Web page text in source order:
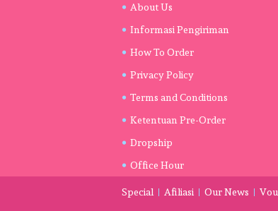
About Us
Informasi Pengiriman
How To Order
Privacy Policy
Terms and Conditions
Ketentuan Pre-Order
Dropship
Office Hour
Special Afiliasi Our News